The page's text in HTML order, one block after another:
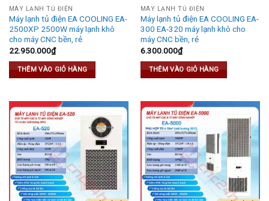
MÁY LẠNH TỦ ĐIỆN
Máy lạnh tủ điện EA COOLING EA-
2500XP 2500W máy lạnh khô
cho máy CNC bền, rẻ
22.950.000₫
THÊM VÀO GIỎ HÀNG
MÁY LẠNH TỦ ĐIỆN
Máy lạnh tủ điện EA COOLING EA-
300 EA-320 máy lạnh khô cho
máy CNC bền, rẻ
6.300.000₫
THÊM VÀO GIỎ HÀNG